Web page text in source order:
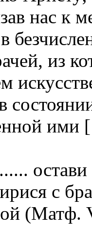
нас к
из
ими
с
(Матф.